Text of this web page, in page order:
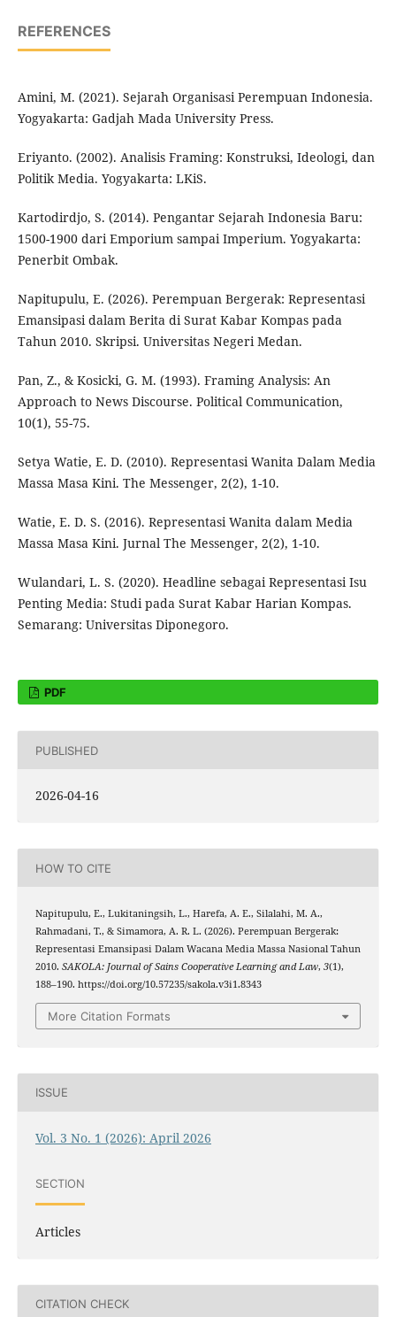
REFERENCES
Amini, M. (2021). Sejarah Organisasi Perempuan Indonesia.
Yogyakarta: Gadjah Mada University Press.
Eriyanto. (2002). Analisis Framing: Konstruksi, Ideologi, dan
Politik Media. Yogyakarta: LKiS.
Kartodirdjo, S. (2014). Pengantar Sejarah Indonesia Baru:
1500-1900 dari Emporium sampai Imperium. Yogyakarta:
Penerbit Ombak.
Napitupulu, E. (2026). Perempuan Bergerak: Representasi
Emansipasi dalam Berita di Surat Kabar Kompas pada
Tahun 2010. Skripsi. Universitas Negeri Medan.
Pan, Z., & Kosicki, G. M. (1993). Framing Analysis: An
Approach to News Discourse. Political Communication,
10(1), 55-75.
Setya Watie, E. D. (2010). Representasi Wanita Dalam Media
Massa Masa Kini. The Messenger, 2(2), 1-10.
Watie, E. D. S. (2016). Representasi Wanita dalam Media
Massa Masa Kini. Jurnal The Messenger, 2(2), 1-10.
Wulandari, L. S. (2020). Headline sebagai Representasi Isu
Penting Media: Studi pada Surat Kabar Harian Kompas.
Semarang: Universitas Diponegoro.
PDF
PUBLISHED
2026-04-16
HOW TO CITE
Napitupulu, E., Lukitaningsih, L., Harefa, A. E., Silalahi, M. A.,
Rahmadani, T., & Simamora, A. R. L. (2026). Perempuan Bergerak:
Representasi Emansipasi Dalam Wacana Media Massa Nasional Tahun
2010. SAKOLA: Journal of Sains Cooperative Learning and Law, 3(1),
188–190. https://doi.org/10.57235/sakola.v3i1.8343
More Citation Formats
ISSUE
Vol. 3 No. 1 (2026): April 2026
SECTION
Articles
CITATION CHECK